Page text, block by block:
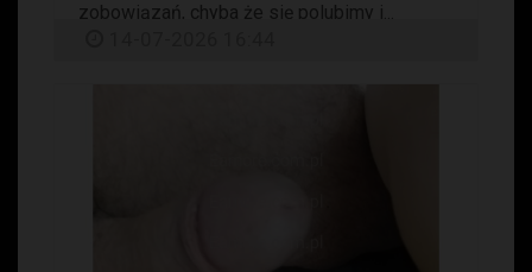
zobowiązań, chyba że się polubimy i...